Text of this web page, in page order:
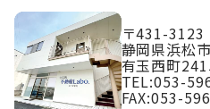
〒431-3123
静岡県浜松
有玉西町
TEL:053-
FAX:053-